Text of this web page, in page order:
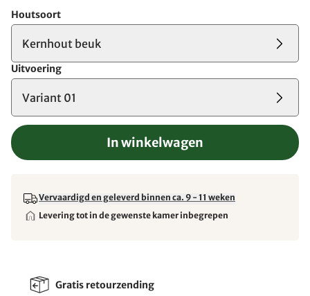
Houtsoort
Kernhout beuk
Uitvoering
Variant 01
In winkelwagen
Vervaardigd en geleverd binnen ca. 9 - 11 weken
Levering tot in de gewenste kamer inbegrepen
Gratis retourzending